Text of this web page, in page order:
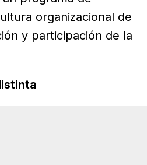
organizacional de
y participación de la